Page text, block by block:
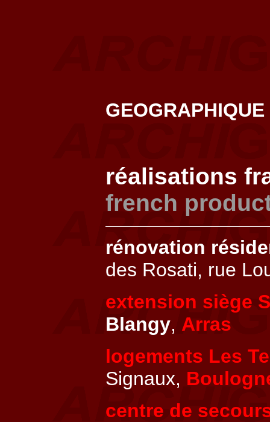
GEOGRAPHIQUE
réalisations
french
rénovation
des Rosati, rue
extension siège
Blangy, Arras
logements Les
Signaux,
centre de